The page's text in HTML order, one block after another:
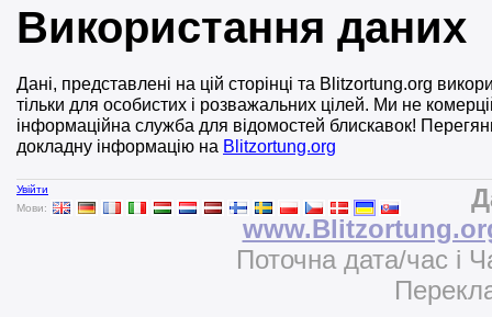
Використання даних
Дані, представлені на цій сторінці та Blitzortung.org
тільки для особистих і розважальних цілей. Ми не
інформаційна служба для відомостей блискавок!
докладну інформацію на Blitzortung.org
Увійти
Мови:
Поточна дата/час і